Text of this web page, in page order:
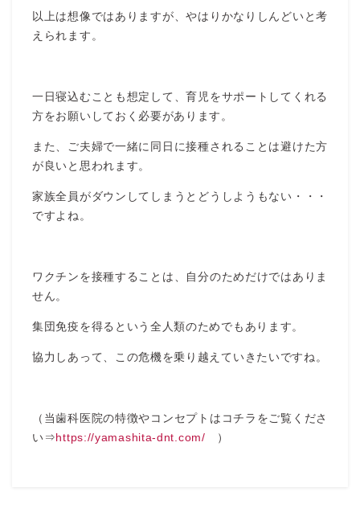
以上は想像ではありますが、やはりかなりしんどいと考
えられます。
一日寝込むことも想定して、育児をサポートしてくれる
方をお願いしておく必要があります。
また、ご夫婦で一緒に同日に接種されることは避けた方
が良いと思われます。
家族全員がダウンしてしまうとどうしようもない・・・
ですよね。
ワクチンを接種することは、自分のためだけではありま
せん。
集団免疫を得るという全人類のためでもあります。
協力しあって、この危機を乗り越えていきたいですね。
（当歯科医院の特徴やコンセプトはコチラをご覧くださ
い⇒https://yamashita-dnt.com/ ）